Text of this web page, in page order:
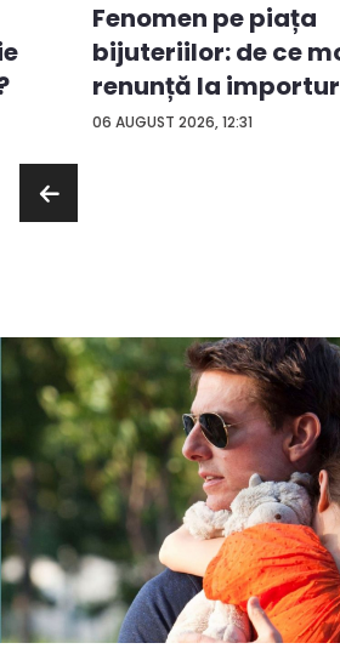
06 AUGUST 2026, 12:31
Fenomen pe piața
bijuteriilor: de ce
renunță la
...